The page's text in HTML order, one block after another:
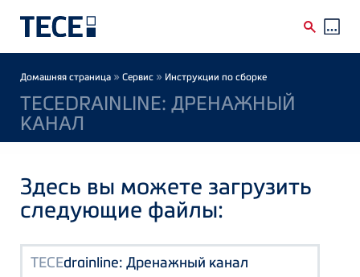
Breadcrumb
Домашняя страница » Сервис » Инструкции по сборке
TECEDRAINLINE: ДРЕНАЖНЫЙ
КАНАЛ
Здесь вы можете загрузить
следующие файлы:
TECEdrainline: Дренажный канал